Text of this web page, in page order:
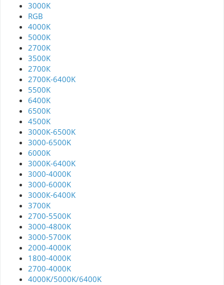
3000K
RGB
4000K
5000K
2700K
3500K
2700К
2700K-6400K
5500K
6400K
6500K
4500K
3000K-6500K
3000-6500K
6000K
3000K-6400K
3000-4000K
3000-6000K
3000К-6400K
3700K
2700-5500K
3000-4800K
3000-5700K
2000-4000K
1800-4000K
2700-4000K
4000K/5000K/6400K